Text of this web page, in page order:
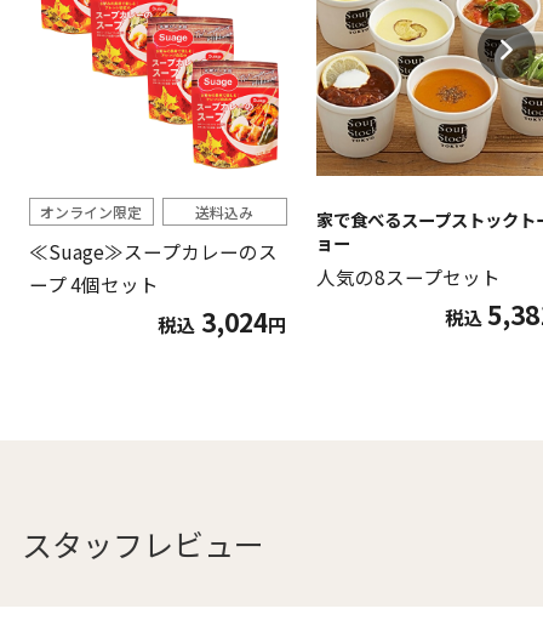
オンライン限定 送料込み
≪Suage≫スープカレーのス
ープ 4個セット
税込 3,024円
家で食べるスープストックト
ョー
人気の8スープセット
税込
スタッフレビュー